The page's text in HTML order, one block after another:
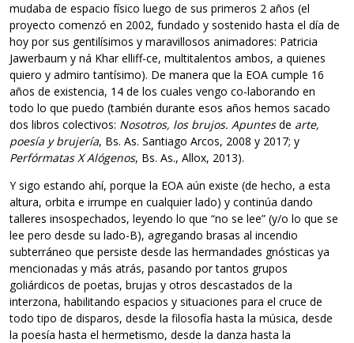
mudaba de espacio físico luego de sus primeros 2 años (el
proyecto comenzó en 2002, fundado y sostenido hasta el día de
hoy por sus gentilísimos y maravillosos animadores: Patricia
Jawerbaum y ná Khar elliff-ce, multitalentos ambos, a quienes
quiero y admiro tantísimo). De manera que la EOA cumple 16
años de existencia, 14 de los cuales vengo co-laborando en
todo lo que puedo (también durante esos años hemos sacado
dos libros colectivos: Nosotros, los brujos. Apuntesde arte,
poesía y brujería, Bs. As. Santiago Arcos, 2008 y 2017; y
Perfórmatas X Alógenos, Bs. As., Allox, 2013).
Y sigo estando ahí, porque la EOA aún existe (de hecho, a esta
altura, orbita e irrumpe en cualquier lado) y continúa dando
talleres insospechados, leyendo lo que “no se lee” (y/o lo que se
lee pero desde su lado-B), agregando brasas al incendio
subterráneo que persiste desde las hermandades gnósticas ya
mencionadas y más atrás, pasando por tantos grupos
goliárdicos de poetas, brujas y otros descastados de la
interzona, habilitando espacios y situaciones para el cruce de
todo tipo de disparos, desde la filosofía hasta la música, desde
la poesía hasta el hermetismo, desde la danza hasta la